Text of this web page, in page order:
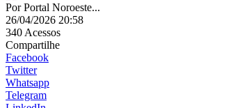
PorPortal Noroeste...
26/04/2026 20:58
340 Acessos
Compartilhe
Facebook
Twitter
Whatsapp
Telegram